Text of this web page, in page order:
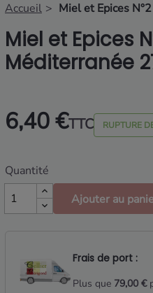
Accueil Miel et Epices
Miel et Epices
Méditerranée
6,40 €TTC RUPTURE
Quantité
Ajouter au
Frais de port :
Plus que 79,00 €